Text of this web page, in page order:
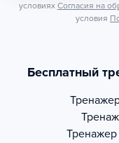
условиях Согласия на
условия
Бесплатный
Тренажер